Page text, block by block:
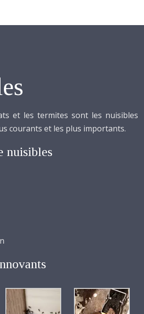
et les termites sont les nuisibles
courants et les plus importants.
nuisibles